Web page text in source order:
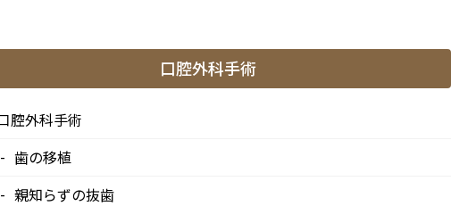
ブリッジ
口腔外科手術
腔外科手術
歯の移植
親知らずの抜歯